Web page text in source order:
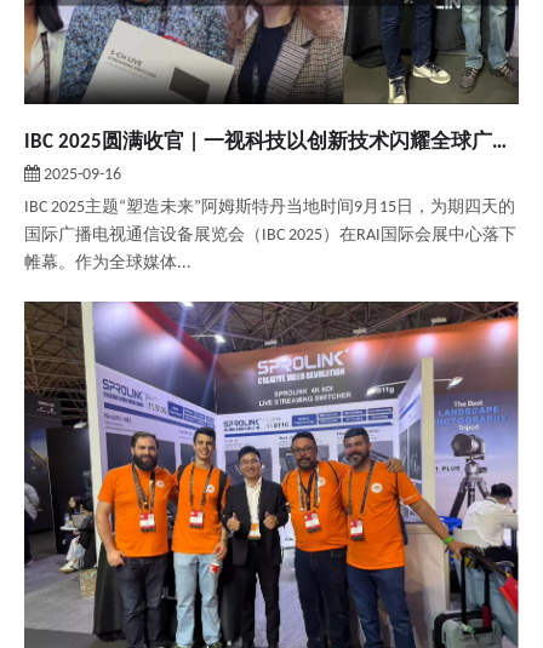
IBC 2025圆满收官 | 一视科技以创新技术闪耀全球广电视听风向标盛会
2025-09-16
IBC 2025主题“塑造未来”阿姆斯特丹当地时间9月15日，为期四天的
国际广播电视通信设备展览会（IBC 2025）在RAI国际会展中心落下
帷幕。作为全球媒体...